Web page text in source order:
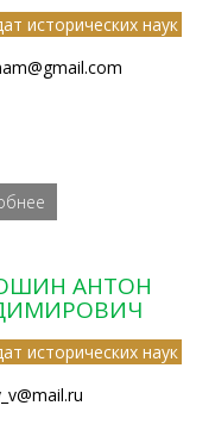
исторических наук
АНТОН
исторических наук